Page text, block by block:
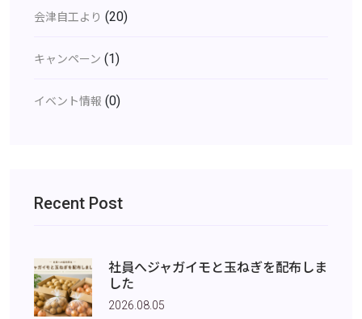
会津自工より (20)
キャンペーン (1)
イベント情報 (0)
Recent Post
社員へジャガイモと玉ねぎを配布しま
した
2026.08.05